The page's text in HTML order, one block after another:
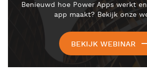
Benieuwd hoe Power Apps werkt
app maakt? Bekijk onze
BEKIJK WEBINAR